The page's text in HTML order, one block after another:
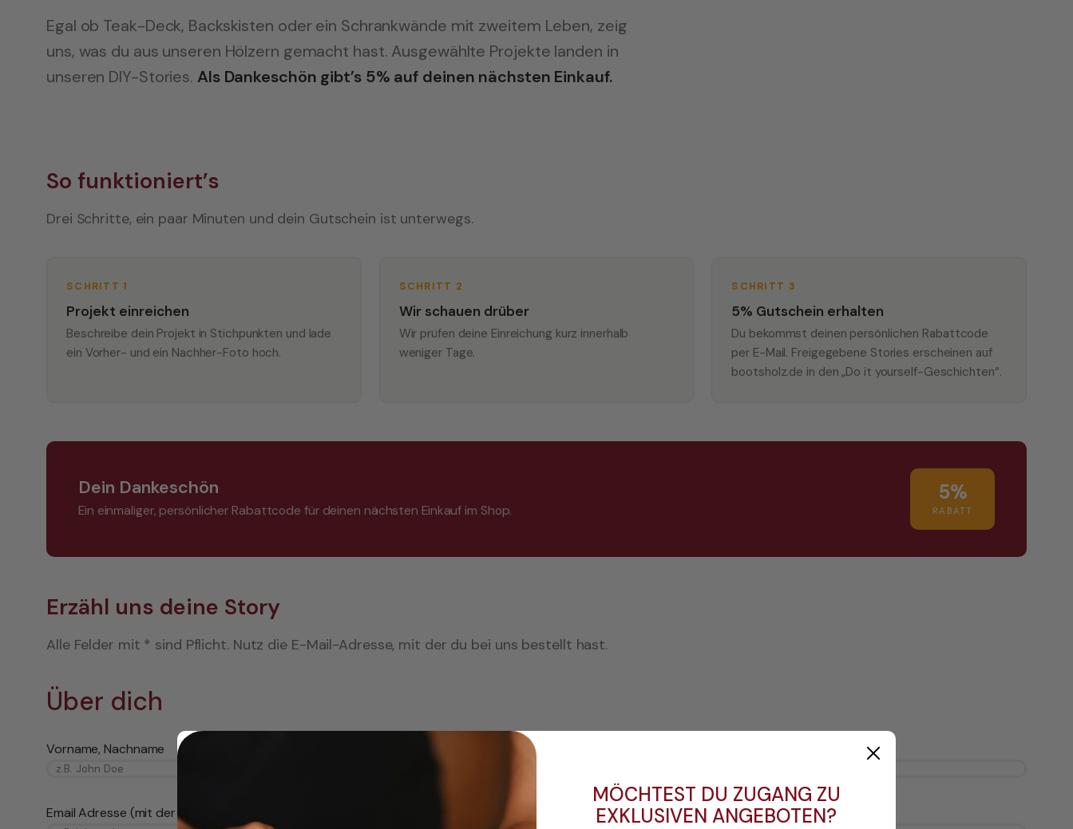
Egal ob Teak-Deck, Backskisten oder ein Schrankwände mit zweitem Leben, zeig
uns, was du aus unseren Hölzern gemacht hast. Ausgewählte Projekte landen in
unseren DIY-Stories. Als Dankeschön gibt’s 5% auf deinen nächsten Einkauf.
So funktioniert’s
Drei Schritte, ein paar Minuten und dein Gutschein ist unterwegs.
SCHRITT 1
Projekt einreichen
Beschreibe dein Projekt in Stichpunkten und lade
ein Vorher- und ein Nachher-Foto hoch.
SCHRITT 2
Wir schauen drüber
Wir prüfen deine Einreichung kurz innerhalb
weniger Tage.
SCHRITT 3
5% Gutschein erhalten
Du bekommst deinen persönlichen Rabattcode
per E-Mail. Freigegebene Stories erscheinen auf
bootsholz.de in den „Do it yourself-Geschichten“.
Dein Dankeschön
Ein einmaliger, persönlicher Rabattcode für deinen nächsten Einkauf im Shop.
5%
RABATT
Erzähl uns deine Story
Alle Felder mit * sind Pflicht. Nutz die E-Mail-Adresse, mit der du bei uns bestellt hast.
Über dich
Vorname, Nachname
Email Adresse (mit der du bei uns bestellst)
MÖCHTEST DU ZUGANG ZU
EXKLUSIVEN ANGEBOTEN?